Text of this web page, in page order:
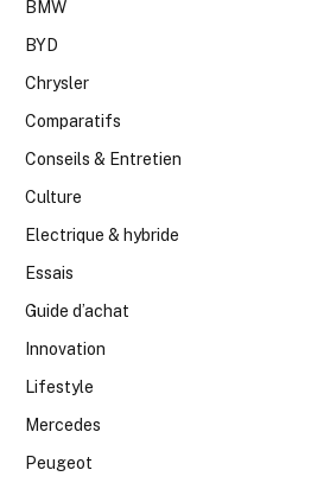
BMW
BYD
Chrysler
Comparatifs
Conseils & Entretien
Culture
Electrique & hybride
Essais
Guide d’achat
Innovation
Lifestyle
Mercedes
Peugeot